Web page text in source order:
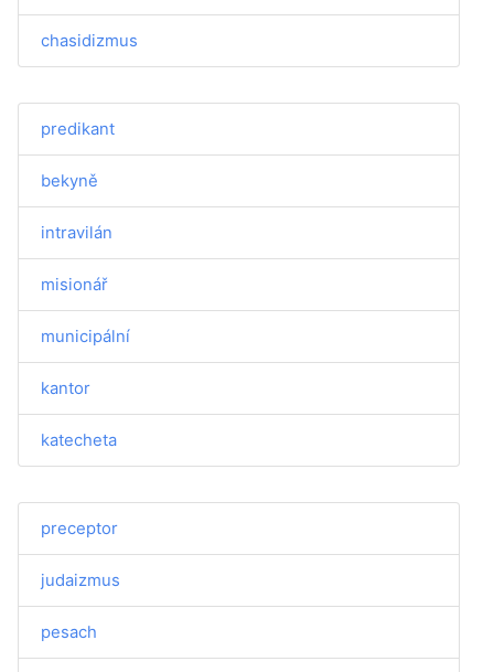
chasidizmus
predikant
bekyně
intravilán
misionář
municipální
kantor
katecheta
preceptor
judaizmus
pesach